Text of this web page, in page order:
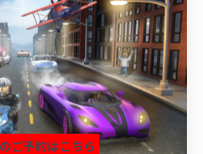
ラミング教育の実際
学生にとって非常に重要な要
より、子どもたちは論理的思
能力を身につけることができ
ログラミングの実際の授業で
ご予約はこちら